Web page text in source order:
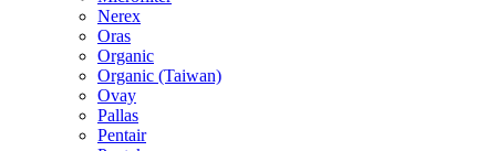
Nerex
Oras
Organic
Organic (Taiwan)
Ovay
Pallas
Pentair